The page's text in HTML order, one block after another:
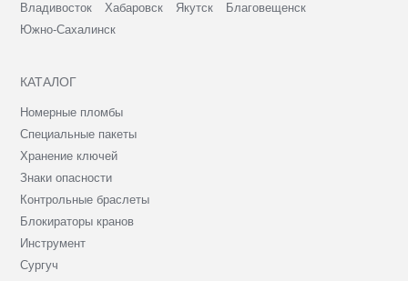
Владивосток Хабаровск Якутск
Благовещенск
Южно-Сахалинск
КАТАЛОГ
Номерные пломбы
Специальные пакеты
Хранение ключей
Знаки опасности
Контрольные браслеты
Блокираторы кранов
Инструмент
Сургуч